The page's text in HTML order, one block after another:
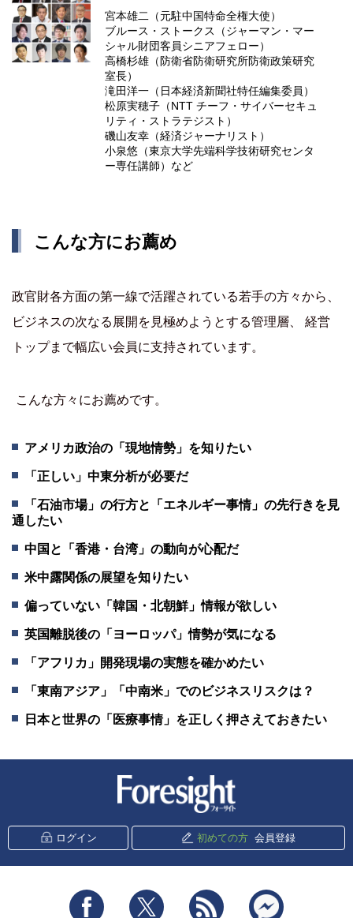
宮本雄二（元駐中国特命全権大使）
ブルース・ストークス（ジャーマン・マー
シャル財団客員シニアフェロー）
高橋杉雄（防衛省防衛研究所防衛政策研究
室長）
滝田洋一（日本経済新聞社特任編集委員）
松原実穂子（NTT チーフ・サイバーセキュ
リティ・ストラテジスト）
磯山友幸（経済ジャーナリスト）
小泉悠（東京大学先端科学技術研究センタ
ー専任講師）など
こんな方にお薦め
政官財各方面の第一線で活躍されている若手の方々から、
ビジネスの次なる展開を見極めようとする管理層、 経営
トップまで幅広い会員に支持されています。
こんな方々にお薦めです。
アメリカ政治の「現地情勢」を知りたい
「正しい」中東分析が必要だ
「石油市場」の行方と「エネルギー事情」の先行きを見
通したい
中国と「香港・台湾」の動向が心配だ
米中露関係の展望を知りたい
偏っていない「韓国・北朝鮮」情報が欲しい
英国離脱後の「ヨーロッパ」情勢が気になる
「アフリカ」開発現場の実態を確かめたい
「東南アジア」「中南米」でのビジネスリスクは？
日本と世界の「医療事情」を正しく押さえておきたい
ログイン 初めての方 会員登録
Facebook Twitter RSS